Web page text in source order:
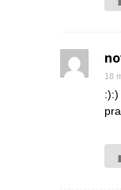
18
:):)